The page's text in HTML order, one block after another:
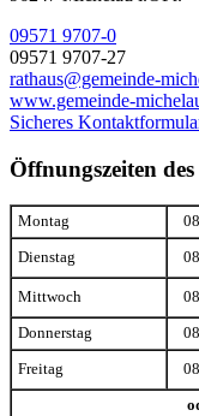
09571 9707-0
09571 9707-27
rathaus@gemeinde-
www.gemeinde-
Sicheres
Öffnungszeiten
Montag
Dienstag
Mittwoch
Donnerstag
Freitag